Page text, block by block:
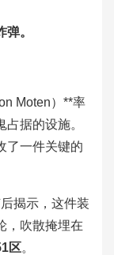
。
Moten）**率
据的设施。
了一件关键的
揭示，这件装
吹散掩埋在
区。